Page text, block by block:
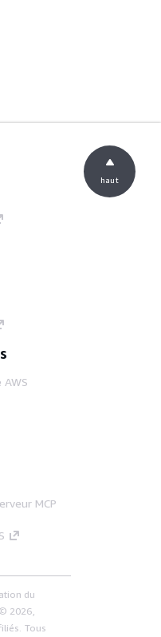
MCP
du
© 2026,
Tous
haut